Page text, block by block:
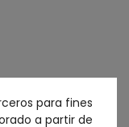
para fines
a partir de